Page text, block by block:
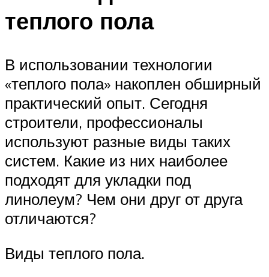
теплого пола
В использовании технологии
«теплого пола» накоплен обширный
практический опыт. Сегодня
строители, профессионалы
используют разные виды таких
систем. Какие из них наиболее
подходят для укладки под
линолеум? Чем они друг от друга
отличаются?
Виды теплого пола.